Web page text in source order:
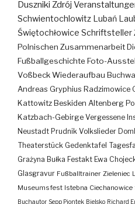
Duszniki Zdrój
Schwientochlowitz Lubań
Świętochłowice Schriftsteller
Polnischen Zusammenarbeit
Fußballgeschichte Foto-
VoßbeckWiederaufbau
Andreas Gryphius Radzimowice
Kattowitz Beskiden Altenberg
Katzbach-Gebirge Vergessene
Neustadt Prudnik Volkslieder
Theaterstück Gedenktafel
Grażyna Bułka Festakt Ewa
Glasgravur Fußballtrainer Zieleniec
Museumsfest Istebna Ciechanowice
Buchautor Sepp Piontek Bielsko Richard